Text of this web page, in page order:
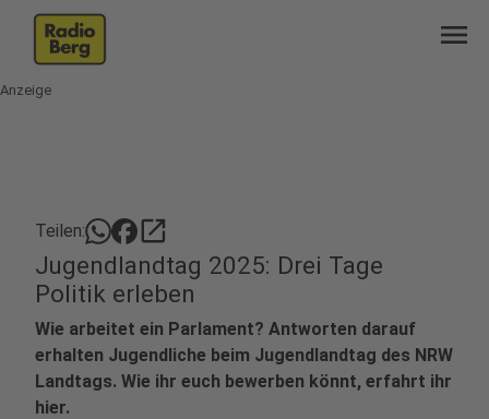
menu
Anzeige
Teilen: open_in_new
Jugendlandtag 2025: Drei Tage
Politik erleben
Wie arbeitet ein Parlament? Antworten darauf
erhalten Jugendliche beim Jugendlandtag des NRW
Landtags. Wie ihr euch bewerben könnt, erfahrt ihr
hier.